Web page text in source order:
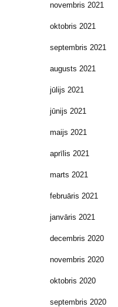
novembris 2021
oktobris 2021
septembris 2021
augusts 2021
jūlijs 2021
jūnijs 2021
maijs 2021
aprīlis 2021
marts 2021
februāris 2021
janvāris 2021
decembris 2020
novembris 2020
oktobris 2020
septembris 2020